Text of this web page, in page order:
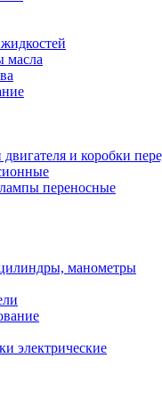
масла
и коробки
переносные
манометры
электрические